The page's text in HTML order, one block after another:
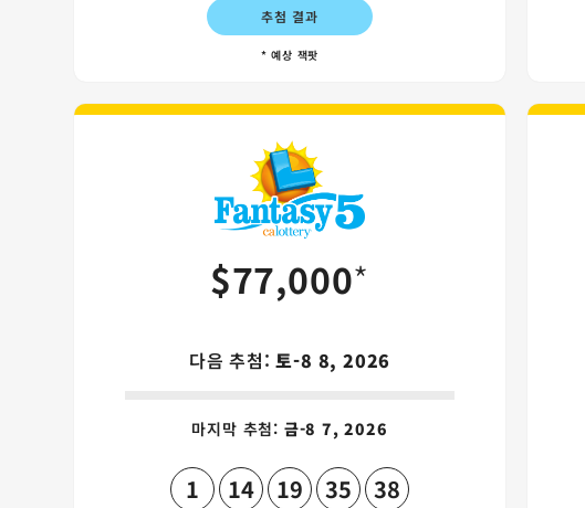
추첨 결과
* 예상 잭팟
Fantasy 5 게임 카드
$77,000*
다음 추첨:토-8 8, 2026
마지막 추첨: 금-8 7, 2026
1 14 19 35 38